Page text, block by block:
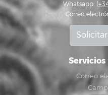
Whatsapp:
Correo
Correo